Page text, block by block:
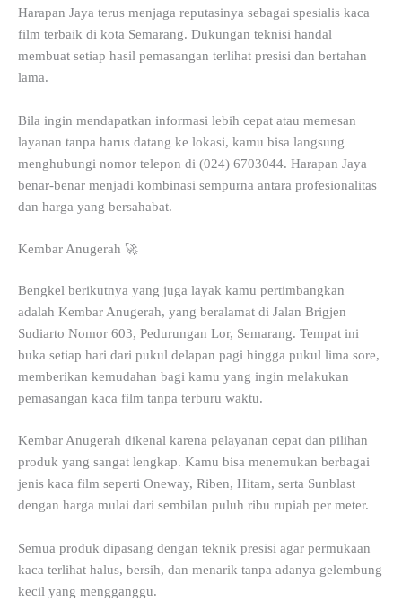
Harapan Jaya terus menjaga reputasinya sebagai spesialis kaca
film terbaik di kota Semarang. Dukungan teknisi handal
membuat setiap hasil pemasangan terlihat presisi dan bertahan
lama.
Bila ingin mendapatkan informasi lebih cepat atau memesan
layanan tanpa harus datang ke lokasi, kamu bisa langsung
menghubungi nomor telepon di (024) 6703044. Harapan Jaya
benar-benar menjadi kombinasi sempurna antara profesionalitas
dan harga yang bersahabat.
Kembar Anugerah 🚀
Bengkel berikutnya yang juga layak kamu pertimbangkan
adalah Kembar Anugerah, yang beralamat di Jalan Brigjen
Sudiarto Nomor 603, Pedurungan Lor, Semarang. Tempat ini
buka setiap hari dari pukul delapan pagi hingga pukul lima sore,
memberikan kemudahan bagi kamu yang ingin melakukan
pemasangan kaca film tanpa terburu waktu.
Kembar Anugerah dikenal karena pelayanan cepat dan pilihan
produk yang sangat lengkap. Kamu bisa menemukan berbagai
jenis kaca film seperti Oneway, Riben, Hitam, serta Sunblast
dengan harga mulai dari sembilan puluh ribu rupiah per meter.
Semua produk dipasang dengan teknik presisi agar permukaan
kaca terlihat halus, bersih, dan menarik tanpa adanya gelembung
kecil yang mengganggu.